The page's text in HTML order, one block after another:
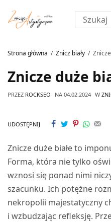
Strona główna Znicz biały
Znicze duże
PRZEZ ROCKSEO NA 04.02.2024 W
UDOSTĘPNIJ
Znicze duże białe to
Forma, która nie tylko
wznosi się ponad nimi
szacunku. Ich potężne
nekropolii majestatyczny
i wzbudzając refleksję.